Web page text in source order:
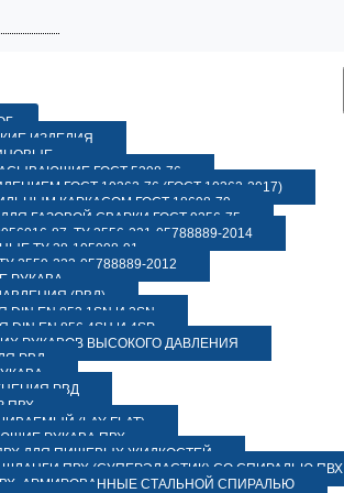
ИЗДЕЛИЯ
ГОСТ 5398-76
ГОСТ 10362-76 (ГОСТ 10362-2017)
КАРКАСОМ ГОСТ 18698-79
ГАЗОВОЙ СВАРКИ ГОСТ 9356-75
87, ТУ 2556-221-05788889-2014
ТУ 38-105998-91
223-05788889-2012
РУКАВА
(РВД)
EN 853 1SN И 2SN
EN 856 4SH И 4SP
РУКАВОВ ВЫСОКОГО ДАВЛЕНИЯ
РВД
РВД
ПВХ
(LAY FLAT)
РУКАВА ПВХ
ДЛЯ ПИЩЕВЫХ ЖИДКОСТЕЙ
ПВХ (СУПЕРЭЛАСТИК) СО СПИРАЛЬЮ ПВХ
АРМИРОВАННЫЕ СТАЛЬНОЙ СПИРАЛЬЮ